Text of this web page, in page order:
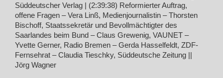
Süddeutscher Verlag | (2:39:38) Reformierter Auftrag,
offene Fragen – Vera Linß, Medienjournalistin – Thorsten
Bischoff, Staatssekretär und Bevollmächtigter des
Saarlandes beim Bund – Claus Grewenig, VAUNET –
Yvette Gerner, Radio Bremen – Gerda Hasselfeldt, ZDF-
Fernsehrat – Claudia Tieschky, Süddeutsche Zeitung ||
Jörg Wagner